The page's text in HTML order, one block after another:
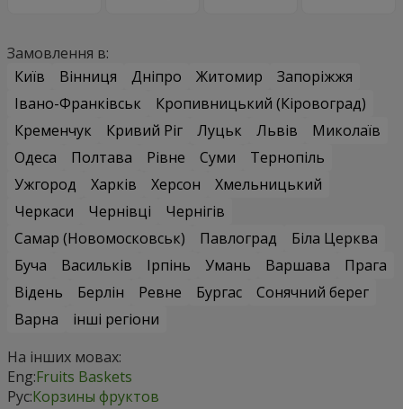
Замовлення в:
Київ
Вінниця Дніпро Житомир
Запоріжжя
Івано-Франківськ
Кропивницький (Кіровоград)
Кременчук
Кривий Ріг Луцьк Львів
Миколаїв
Одеса
Полтава Рівне Суми
Тернопіль
Ужгород
Харків Херсон
Хмельницький
Черкаси
Чернівці
Чернігів
Самар (Новомосковськ)
Павлоград
Біла Церква
Буча
Васильків Ірпінь Умань Варшава
Прага
Відень
Берлін Ревне Бургас
Сонячний берег
Варна
інші регіони
На інших мовах:
Eng:Fruits Baskets
Рус:Корзины фруктов